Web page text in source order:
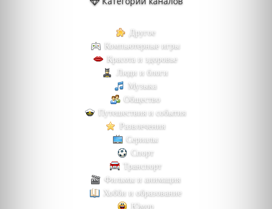
Другое
Компьютерные игры
Красота и здоровье
Люди и блоги
Музыка
Общество
Путешествия и события
Развлечения
Сериалы
Спорт
Транспорт
Фильмы и анимация
Хобби и образование
Юмор